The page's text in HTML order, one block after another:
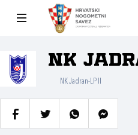
NK
NK Jadran-LP II